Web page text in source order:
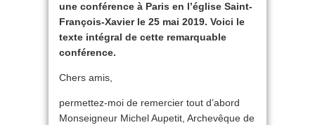
une conférence à Paris en l’église Saint-
François-Xavier le 25 mai 2019. Voici le
texte intégral de cette remarquable
conférence.
Chers amis,
permettez-moi de remercier tout d’abord
Monseigneur Michel Aupetit, Archevêque de